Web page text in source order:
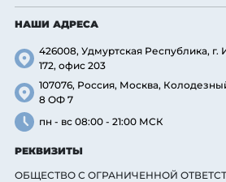
НАШИ АДРЕСА
426008, Удмуртская Республика, г.
172, офис 203
107076, Россия, Москва,
8 ОФ 7
пн - вс 08:00 - 21:00 МСК
РЕКВИЗИТЫ
ОБЩЕСТВО С ОГРАНИЧЕННОЙ